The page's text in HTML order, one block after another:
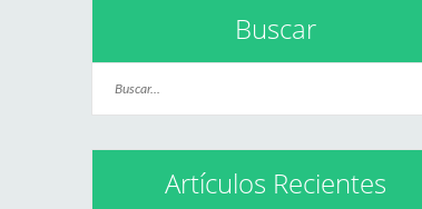
Buscar
Artículos Recientes